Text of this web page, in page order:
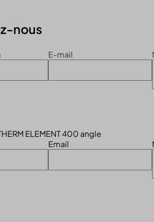
nous
E-mail
ELEMENT 400 angle
Email